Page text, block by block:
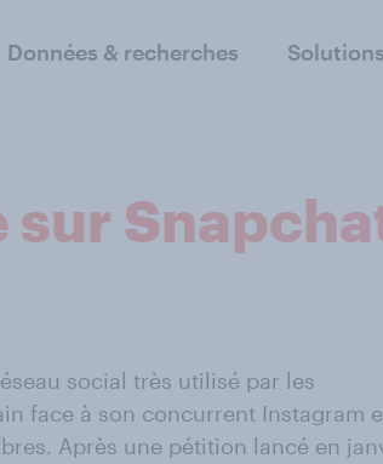
Données & recherches Solutions
social très utilisé par les
face à son concurrent Instagram
Après une pétition lancé en